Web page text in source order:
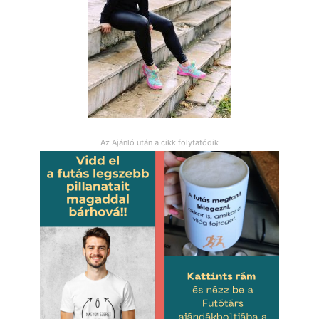
Az Ajánló után a cikk folytatódik